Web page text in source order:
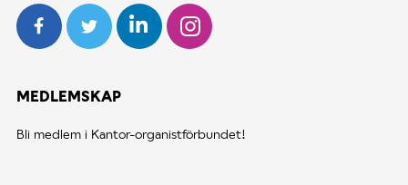
MEDLEMSKAP
Bli medlem i Kantor-organistförbundet!